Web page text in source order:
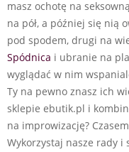
masz ochotę na
na pół, a później się nią
pod spodem, drugi na
Spódnica i ubranie na
wyglądać w nim
Ty na pewno znasz ich
sklepie ebutik.pl i
na improwizację?
Wykorzystaj nasze rady i